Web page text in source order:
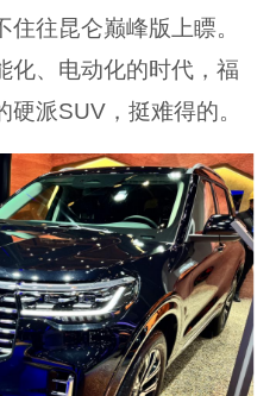
往昆仑巅峰版上瞟。
化、电动化的时代，福
派SUV，挺难得的。